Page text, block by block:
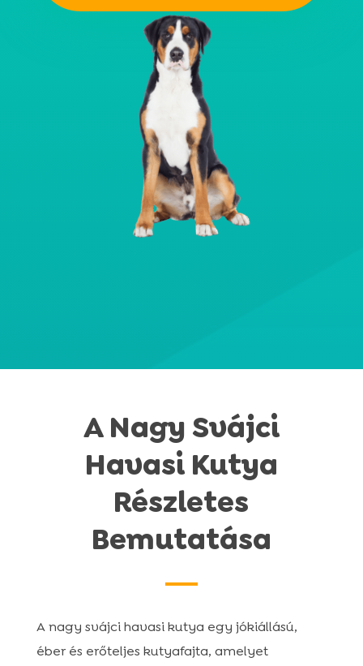
A Nagy Svájci
Havasi Kutya
Részletes
Bemutatása
A nagy svájci havasi kutya egy jókiállású,
éber és erőteljes kutyafajta, amelyet